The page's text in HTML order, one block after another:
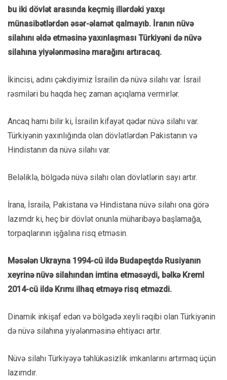
bu iki dövlət arasında keçmiş illərdəki yaxşı
münasibətlərdən əsər-əlamət qalmayıb. İranın nüvə
silahını əldə etməsinə yaxınlaşması Türkiyəni də nüvə
silahına yiyələnməsinə marağını artıracaq.
İkincisi, adını çəkdiyimiz İsrailin də nüvə silahı var. İsrail
rəsmiləri bu haqda heç zaman açıqlama vermirlər.
Ancaq hamı bilir ki, İsrailin kifayət qədər nüvə silahı var.
Türkiyənin yaxınlığında olan dövlətlərdən Pakistanın və
Hindistanın da nüvə silahı var.
Beləliklə, bölgədə nüvə silahı olan dövlətlərin sayı artır.
İrana, İsrailə, Pakistana və Hindistana nüvə silahı ona görə
lazımdr ki, heç bir dövlət onunla müharibəyə başlamağa,
torpaqlarının işğalına risq etməsin.
Məsələn Ukrayna 1994-cü ildə Budapeştdə Rusiyanın
xeyrinə nüvə silahından imtina etməsəydi, bəlkə Kreml
2014-cü ildə Krımı ilhaq etməyə risq etməzdi.
Dinamik inkişaf edən və bölgədə xeyli rəqibi olan Türkiyənin
də nüvə silahına yiyələnməsinə ehtiyacı artır.
Nüvə silahı Türkiyəyə təhlükəsizlik imkanlarını artırmaq üçün
lazımdır.